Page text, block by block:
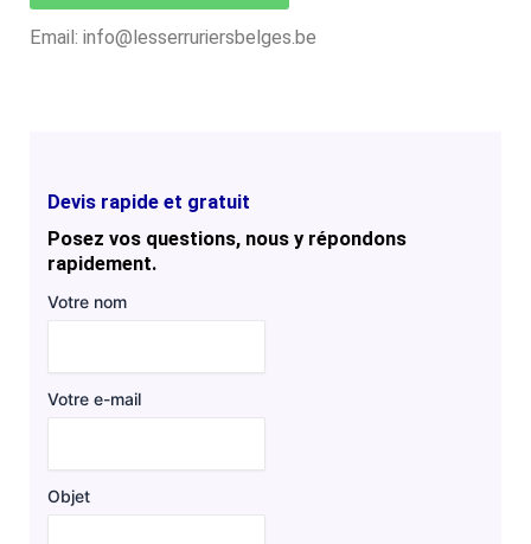
Email: info@lesserruriersbelges.be
Devis rapide et gratuit
Posez vos questions, nous y répondons
rapidement.
Votre nom
Votre e-mail
Objet